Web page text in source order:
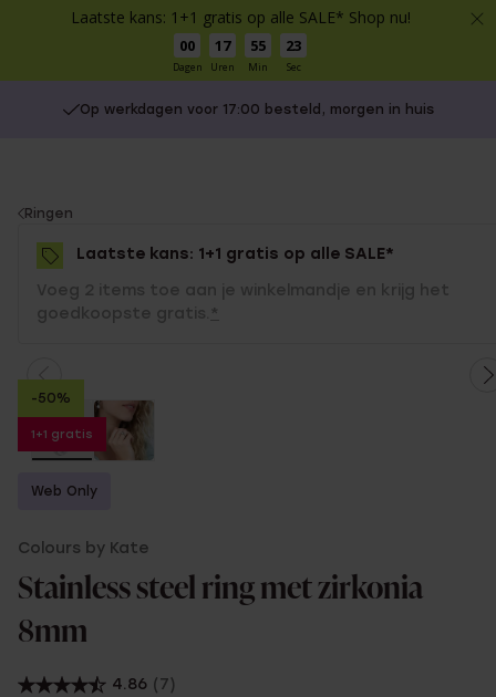
Laatste kans: 1+1 gratis op alle SALE* Shop nu!
00
Dagen
17
Uren
55
Min
23
Sec
Op werkdagen voor 17:00 besteld, morgen in huis
You
are
here:
Ringen
Laatste kans: 1+1 gratis op alle SALE*
Voeg 2 items toe aan je winkelmandje en krijg het
goedkoopste gratis. *
-50%
1+1 gratis
Web Only
Colours by Kate
Stainless steel ring met zirkonia
8mm
4.86 (7)